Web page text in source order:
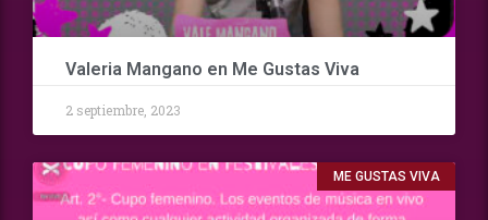
Valeria Mangano en Me Gustas Viva
2 septiembre, 2023
ME GUSTAS VIVA